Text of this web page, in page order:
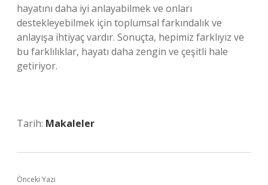
hayatını daha iyi anlayabilmek ve onları
destekleyebilmek için toplumsal farkındalık ve
anlayışa ihtiyaç vardır. Sonuçta, hepimiz farklıyız ve
bu farklılıklar, hayatı daha zengin ve çeşitli hale
getiriyor.
Tarih: Makaleler
Önceki Yazı